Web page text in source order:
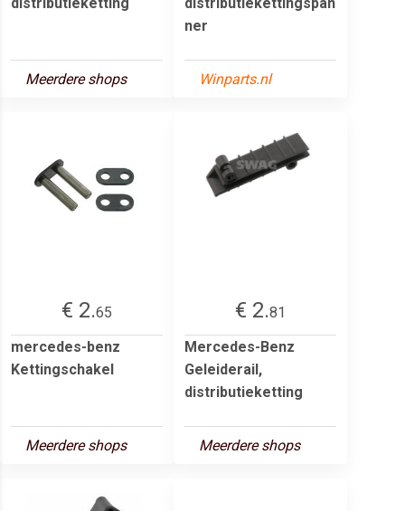
Meerdere shops
ner
Winparts.nl
€ 2.65
mercedes-benz
Kettingschakel
Meerdere shops
€ 2.81
Mercedes-Benz
Geleiderail,
distributieketting
Meerdere shops